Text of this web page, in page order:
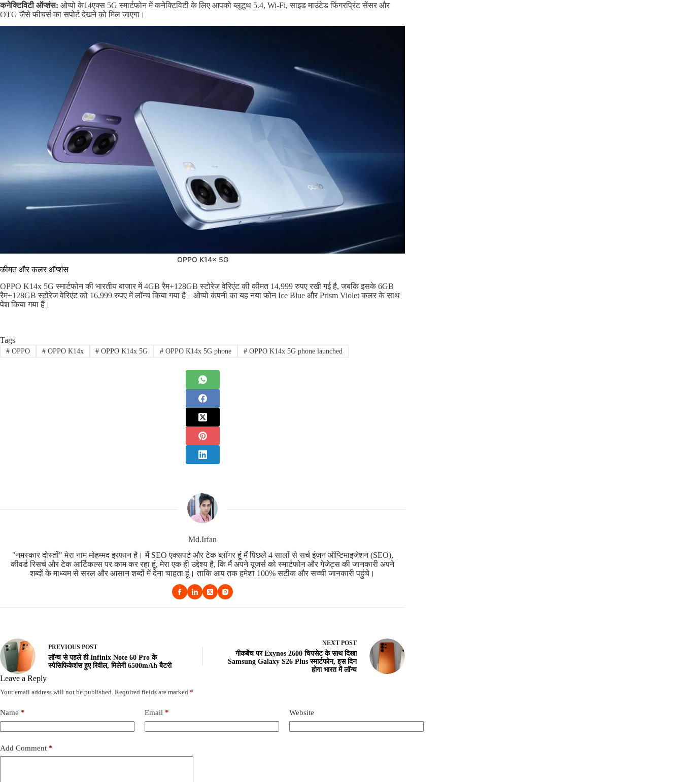
कनेक्टिविटी ऑप्शंस: ओप्पो के14एक्स 5G स्मार्टफोन में कनेक्टिविटी के लिए आपको ब्लूटूथ 5.4, Wi-Fi, साइड माउंटेड फिंगरप्रिंट सेंसर और
OTG जैसे फीचर्स का सपोर्ट देखने को मिल जाएगा।
OPPO K14x 5G
कीमत और कलर ऑप्शंस
OPPO K14x 5G स्मार्टफोन की भारतीय बाजार में 4GB रैम+128GB स्टोरेज वेरिएंट की कीमत 14,999 रुपए रखी गई है, जबकि इसके 6GB
रैम+128GB स्टोरेज वेरिएंट को 16,999 रुपए में लॉन्च किया गया है। ओप्पो कंपनी का यह नया फोन Ice Blue और Prism Violet कलर के साथ
पेश किया गया है।
Tags
#OPPO #OPPO K14x # OPPO K14x 5G # OPPO K14x 5G phone # OPPO K14x 5G phone launched
Md.Irfan
"नमस्कार दोस्तों" मेरा नाम मोहम्मद इरफान है। मैं SEO एक्सपर्ट और टेक ब्लॉगर हूं मैं पिछले 4 सालों से सर्च इंजन ऑप्टिमाइजेशन (SEO),
कीवर्ड रिसर्च और टेक आर्टिकल्स पर काम कर रहा हूं, मेरा एक ही उद्देश्य है, कि मैं अपने यूजर्स को स्मार्टफोन और गेजेट्स की जानकारी अपने
शब्दों के माध्यम से सरल और आसान शब्दों में देना चाहता हूं। ताकि आप तक हमेशा 100% सटीक और सच्ची जानकारी पहुंचे।
PREVIOUS POST
लॉन्च से पहले ही Infinix Note 60 Pro के
स्पेसिफिकेशंस हुए रिवील, मिलेगी 6500mAh बैटरी
NEXTPOST
गीकबेंच पर Exynos 2600 चिपसेट के साथ दिखा
Samsung Galaxy S26 Plus स्मार्टफोन, इस दिन
होगा भारत में लॉन्च
Leave a Reply
Your email address will not be published. Required fields are marked *
Name * Email * Website
Add Comment *